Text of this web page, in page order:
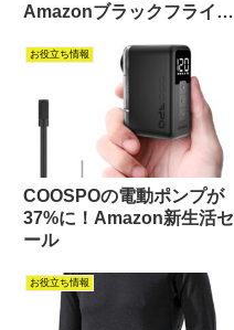
Amazonブラックフライデ
お役立ち情報
COOSPOの電動ポンプが
37%に！Amazon新生活セ
ール
お役立ち情報